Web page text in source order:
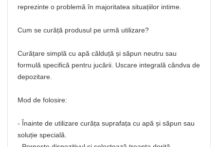
reprezinte o problemă în majoritatea situațiilor intime.
Cum se curăță produsul pe urmă utilizare?
Curățare simplă cu apă călduță și săpun neutru sau
formulă specifică pentru jucării. Uscare integrală cândva de
depozitare.
Mod de folosire:
- Înainte de utilizare curăța suprafața cu apă și săpun sau
soluție specială.